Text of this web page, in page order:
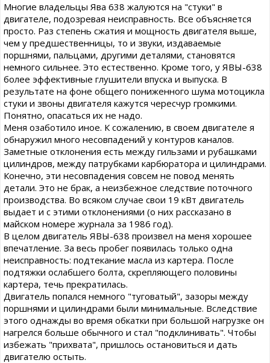
Многие владельцы Ява 638 жалуются на "стуки" в
двигателе, подозревая неисправность. Все объясняется
просто. Раз степень сжатия и мощность двигателя выше,
чем у предшественницы, то и звуки, издаваемые
поршнями, пальцами, другими деталями, становятся
немного сильнее. Это естественно. Кроме того, у ЯВЫ-638
более эффективные глушители впуска и выпуска. В
результате на фоне общего пониженного шума мотоцикла
стуки и звоны двигателя кажутся чересчур громкими.
Понятно, опасаться их не надо.
Меня озаботило иное. К сожалению, в своем двигателе я
обнаружил много несовпадений у контуров каналов.
Заметные отклонения есть между гильзами и рубашками
цилиндров, между патрубками карбюратора и цилиндрами.
Конечно, эти несовпадения совсем не повод менять
детали. Это не брак, а неизбежное следствие поточного
производства. Во всяком случае свои 19 кВт двигатель
выдает и с этими отклонениями (о них рассказано в
майском номере журнала за 1986 год).
В целом двигатель ЯВЫ-638 произвел на меня хорошее
впечатление. За весь пробег появилась только одна
неисправность: подтекание масла из картера. После
подтяжки ослабшего болта, скрепляющего половины
картера, течь прекратилась.
Двигатель попался немного "туговатый", зазоры между
поршнями и цилиндрами были минимальные. Вследствие
этого однажды во время обкатки при большой нагрузке он
нагрелся больше обычного и стал "подклинивать". Чтобы
избежать "прихвата", пришлось остановиться и дать
двигателю остыть.